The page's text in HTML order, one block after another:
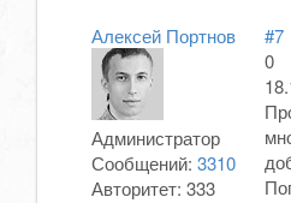
Алексей Портнов
Администратор
Сообщений: 3310
Авторитет: 333
#7
0